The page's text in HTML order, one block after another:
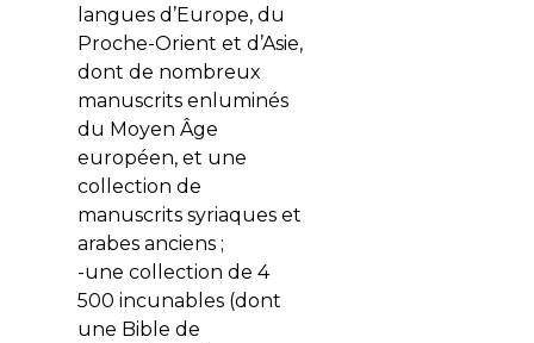
langues d’Europe, du
Proche-Orient et d’Asie,
dont de nombreux
manuscrits enluminés
du Moyen Âge
européen, et une
collection de
manuscrits syriaques et
arabes anciens ;
-une collection de 4
500 incunables (dont
une Bible de